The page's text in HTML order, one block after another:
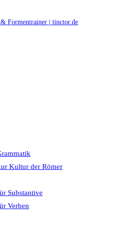
Kultur der Römer
Substantive
Verben